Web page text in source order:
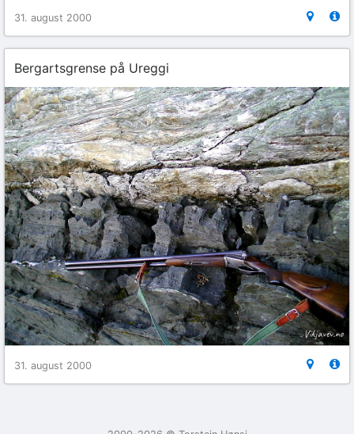
31. august 2000
Bergartsgrense på Ureggi
31. august 2000